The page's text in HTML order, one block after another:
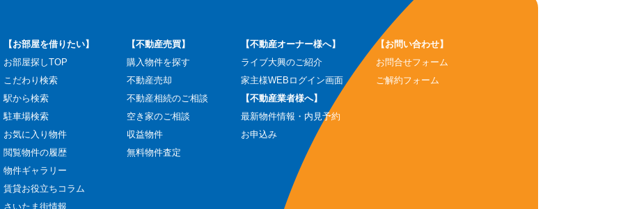
【お部屋を借りたい】
お部屋探しTOP
こだわり検索
駅から検索
駐車場検索
お気に入り物件
閲覧物件の履歴
物件ギャラリー
賃貸お役立ちコラム
さいたま街情報
【不動産売買】
購入物件を探す
不動産売却
不動産相続のご相談
空き家のご相談
収益物件
無料物件査定
【不動産オーナー様へ】
ライブ大興のご紹介
家主様WEBログイン画面
【不動産業者様へ】
最新物件情報・内見予約
お申込み
【お問い合わせ】
お問合せフォーム
ご解約フォーム